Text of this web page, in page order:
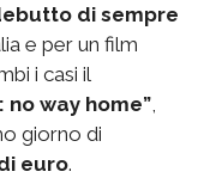
di sempre
e per un film
i casi il
no way home”,
giorno di
euro.